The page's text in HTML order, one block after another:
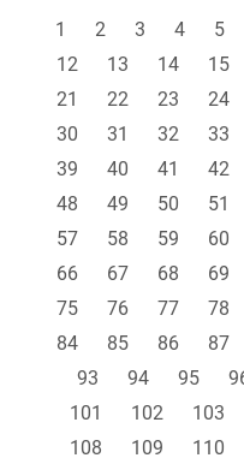
1
2 3 4 5
12
13 14 15
21
22 23 24
30
31 32 33
39
40 41 42
48
49 50 51
57
58 59 60
66
67 68 69
75
76 77 78
84
85 86 87
93
94 95
101
102 103
108
109 110